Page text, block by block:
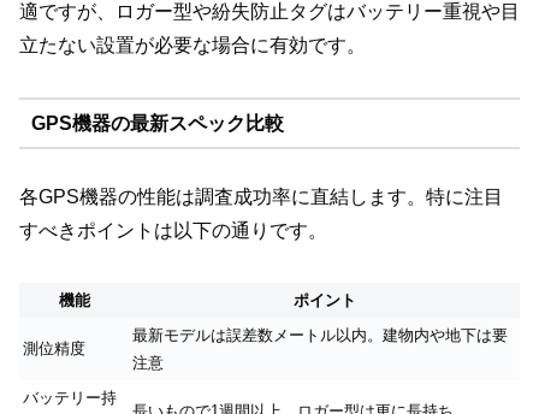
適ですが、ロガー型や紛失防止タグはバッテリー重視や目
立たない設置が必要な場合に有効です。
GPS機器の最新スペック比較
各GPS機器の性能は調査成功率に直結します。特に注目
すべきポイントは以下の通りです。
機能 ポイント
測位精度
最新モデルは誤差数メートル以内。建物内や地下は要
注意
バッテリー持